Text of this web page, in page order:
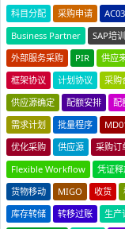
科目分配
采购申请 AC03
Business Partner
SAP培训
外部服务采购
PIR 供应
框架协议
计划协议 采购
供应源确定
配额安排 配
需求计划
批量程序
优化采购
供应源 采购订
Flexible Workflow
凭证
货物移动
MIGO 收货
库存转储
转移过账 生产